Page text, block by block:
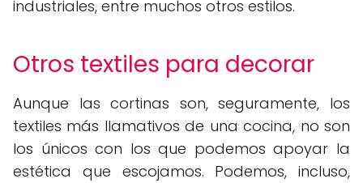
industriales, entre muchos otros estilos.
Otros textiles para decorar
Aunque las cortinas son, seguramente, los
textiles más llamativos de una cocina, no son
los únicos con los que podemos apoyar la
estética que escojamos. Podemos, incluso,